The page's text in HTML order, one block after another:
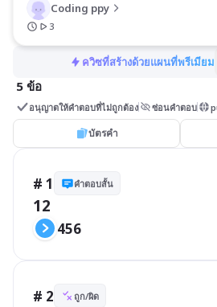
Coding ppy
3
ควิซที่สร้างด้วยแผนที่พรีเมียม
5 ข้อ
อนุญาตให้คำตอบที่ไม่ถูกต้อง ซ่อนคำตอบ
บัตรคำ
# 1 คำตอบสั้น
12
456
# 2 ถูก/ผิด